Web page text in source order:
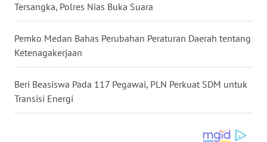
Tersangka, Polres Nias Buka Suara
Pemko Medan Bahas Perubahan Peraturan Daerah tentang
Ketenagakerjaan
Beri Beasiswa Pada 117 Pegawai, PLN Perkuat SDM untuk
Transisi Energi
MALUT
DAIRI